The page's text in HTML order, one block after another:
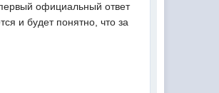
официальный ответ
и будет понятно, что за